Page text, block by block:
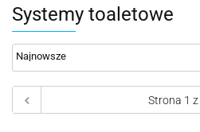
Systemy toaletowe